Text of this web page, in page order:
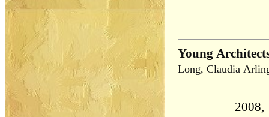
Young
Long, Claudia